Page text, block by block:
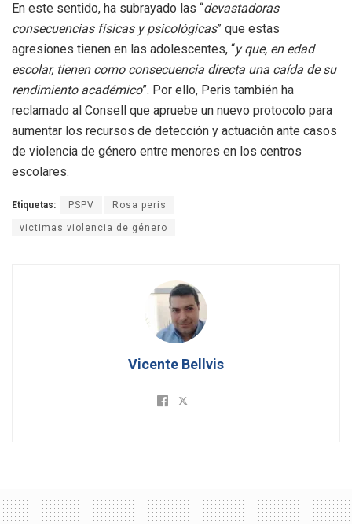
En este sentido, ha subrayado las “devastadoras
consecuencias físicas y psicológicas” que estas
agresiones tienen en las adolescentes, “y que, en edad
escolar, tienen como consecuencia directa una caída de su
rendimiento académico”. Por ello, Peris también ha
reclamado al Consell que apruebe un nuevo protocolo para
aumentar los recursos de detección y actuación ante casos
de violencia de género entre menores en los centros
escolares.
Etiquetas: PSPV Rosa peris
victimas violencia de género
Vicente Bellvis